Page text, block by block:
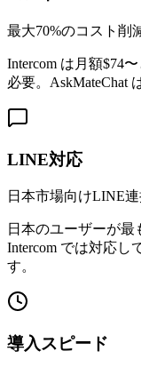
最大70%のコスト削
Intercom は月額$74
必要。AskMateChat
LINE対応
日本市場向けLINE
日本のユーザーが最
Intercom では対応し
す。
導入スピード